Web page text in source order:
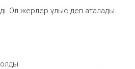
Ол жерлер ұлыс деп аталады.